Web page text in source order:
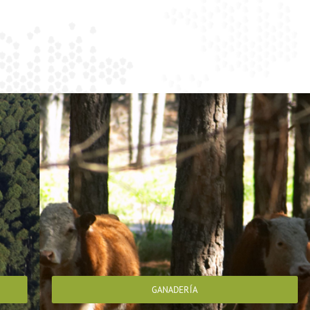
GANADERÍA